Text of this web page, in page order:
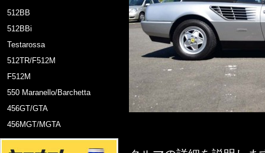
512BB
512BBi
Testarossa
512TR/F512M
F512M
550 Maranello/Barchetta
456GT/GTA
456MGT/MGTA